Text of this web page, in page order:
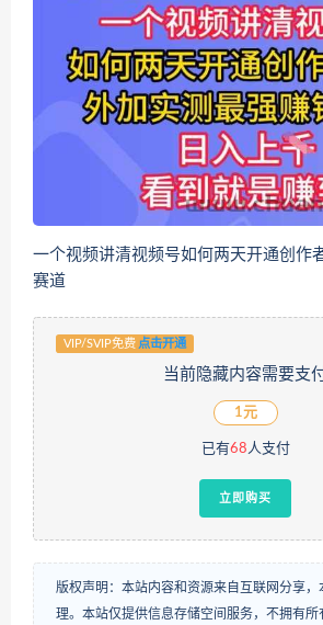
一个视频讲清视频号如何两天开通创作
赛道
VIP/SVIP免费 点击开通
当前隐藏内容需要支
1元
已有68人支付
立即购买
版权声明：本站内容和资源来自互联网分享，
理。本站仅提供信息存储空间服务，不拥有所